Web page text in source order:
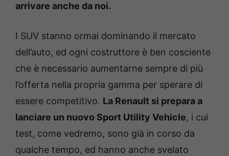
arrivare anche da noi.
I SUV stanno ormai dominando il mercato
dell’auto, ed ogni costruttore è ben cosciente
che è necessario aumentarne sempre di più
l’offerta nella propria gamma per sperare di
essere competitivo. La Renault si prepara a
lanciare un nuovo Sport Utility Vehicle, i cui
test, come vedremo, sono già in corso da
qualche tempo, ed hanno anche svelato